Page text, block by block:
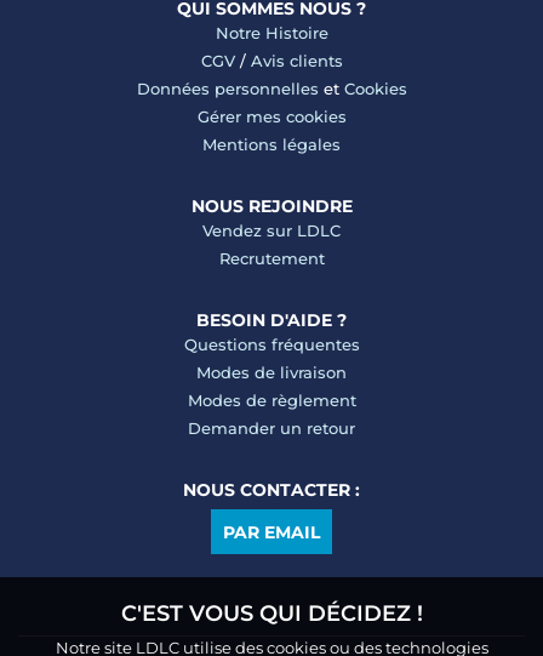
C'EST VOUS QUI DÉCIDEZ !
Notre site LDLC utilise des cookies ou des technologies
QUI SOMMES NOUS ?
Notre Histoire
CGV/ Avis clients
Données personnelles et Cookies
Gérer mes cookies
Mentions légales
NOUS REJOINDRE
Vendez sur LDLC
Recrutement
BESOIN D'AIDE ?
Questions fréquentes
Modes de livraison
Modes de règlement
Demander un retour
NOUS CONTACTER :
PAR EMAIL